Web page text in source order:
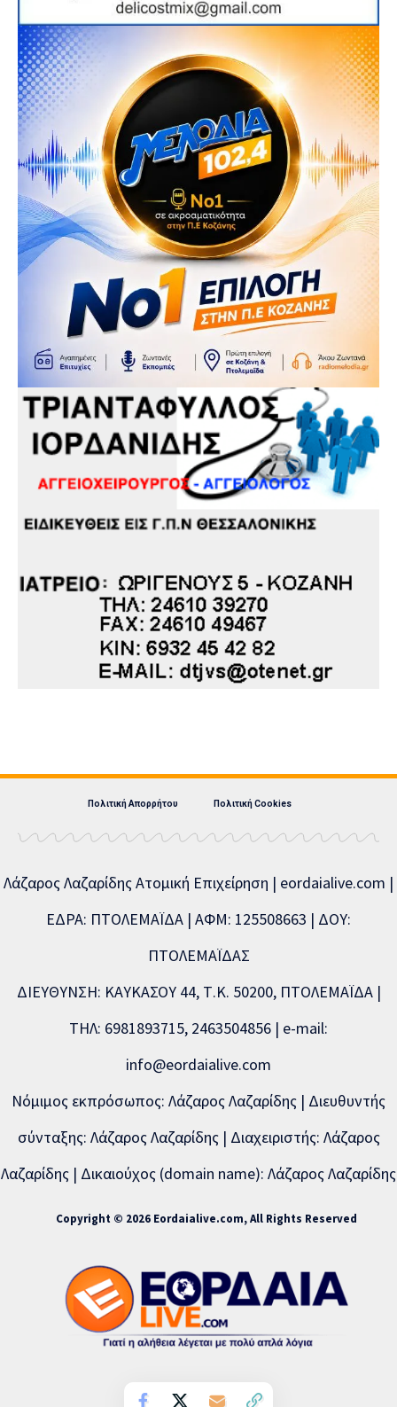
Πολιτική Απορρήτου Πολιτική Cookies
Λάζαρος Λαζαρίδης Ατομική Επιχείρηση | eordaialive.com |
ΕΔΡΑ: ΠΤΟΛΕΜΑΪΔΑ | ΑΦΜ: 125508663 | ΔΟΥ:
ΠΤΟΛΕΜΑΪΔΑΣ
ΔΙΕΥΘΥΝΣΗ: ΚΑΥΚΑΣΟΥ 44, Τ.Κ. 50200, ΠΤΟΛΕΜΑΪΔΑ |
ΤΗΛ: 6981893715, 2463504856 | e-mail:
info@eordaialive.com
Νόμιμος εκπρόσωπος: Λάζαρος Λαζαρίδης | Διευθυντής
σύνταξης: Λάζαρος Λαζαρίδης | Διαχειριστής: Λάζαρος
Λαζαρίδης | Δικαιούχος (domain name): Λάζαρος Λαζαρίδης
Copyright © 2026 Eordaialive.com, All Rights Reserved